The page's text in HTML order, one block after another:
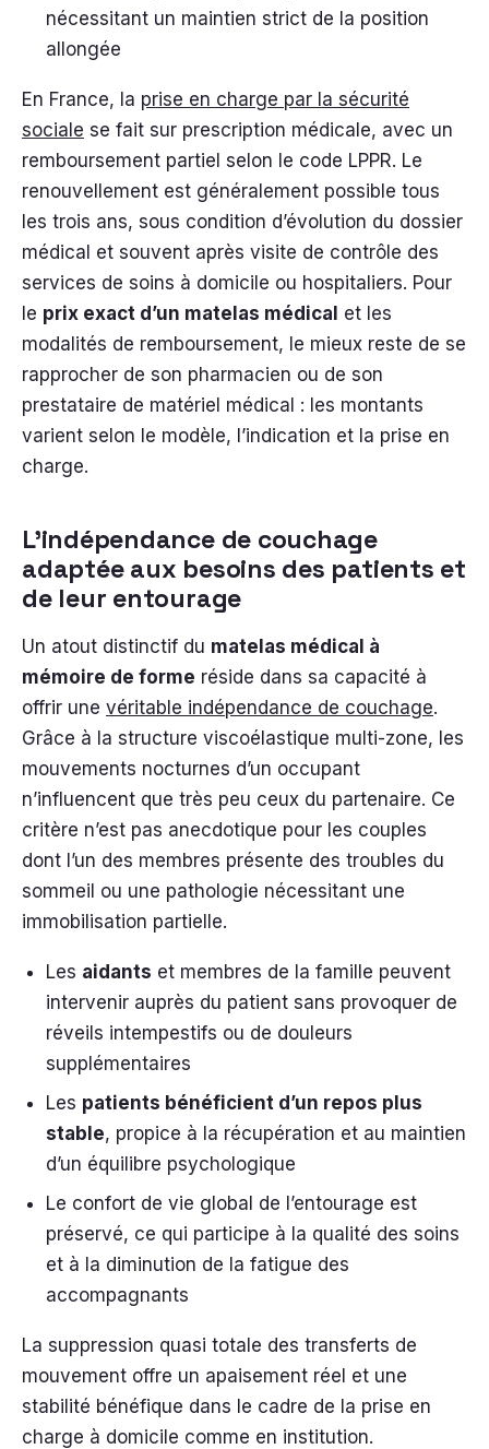
nécessitant un maintien strict de la position
allongée
En France, la prise en charge par la sécurité
sociale se fait sur prescription médicale, avec un
remboursement partiel selon le code LPPR. Le
renouvellement est généralement possible tous
les trois ans, sous condition d’évolution du dossier
médical et souvent après visite de contrôle des
services de soins à domicile ou hospitaliers. Pour
le prix exact d’un matelas médical et les
modalités de remboursement, le mieux reste de se
rapprocher de son pharmacien ou de son
prestataire de matériel médical : les montants
varient selon le modèle, l’indication et la prise en
charge.
L’indépendance de couchage
adaptée aux besoins des patients et
de leur entourage
Un atout distinctif du matelas médical à
mémoire de forme réside dans sa capacité à
offrir une véritable indépendance de couchage.
Grâce à la structure viscoélastique multi-zone, les
mouvements nocturnes d’un occupant
n’influencent que très peu ceux du partenaire. Ce
critère n’est pas anecdotique pour les couples
dont l’un des membres présente des troubles du
sommeil ou une pathologie nécessitant une
immobilisation partielle.
Les aidants et membres de la famille peuvent
intervenir auprès du patient sans provoquer de
réveils intempestifs ou de douleurs
supplémentaires
Les patients bénéficient d’un repos plus
stable, propice à la récupération et au maintien
d’un équilibre psychologique
Le confort de vie global de l’entourage est
préservé, ce qui participe à la qualité des soins
et à la diminution de la fatigue des
accompagnants
La suppression quasi totale des transferts de
mouvement offre un apaisement réel et une
stabilité bénéfique dans le cadre de la prise en
charge à domicile comme en institution.